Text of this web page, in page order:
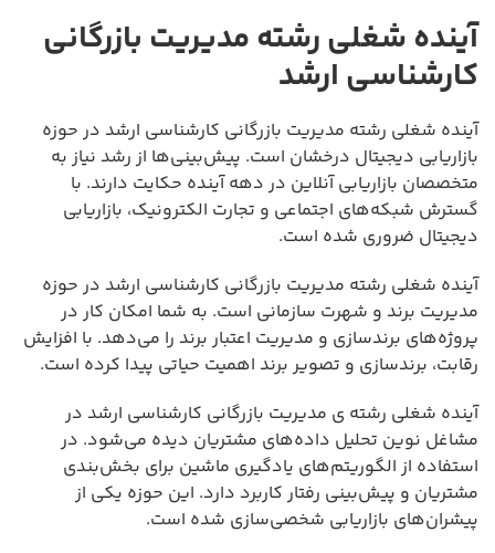
آینده شغلی رشته مدیریت بازرگانی
کارشناسی ارشد
آینده شغلی رشته مدیریت بازرگانی کارشناسی ارشد در حوزه
بازاریابی دیجیتال درخشان است. پیش‌بینی‌ها از رشد نیاز به
متخصصان بازاریابی آنلاین در دهه آینده حکایت دارند. با
گسترش شبکه‌های اجتماعی و تجارت الکترونیک، بازاریابی
دیجیتال ضروری شده است.
آینده شغلی رشته مدیریت بازرگانی کارشناسی ارشد در حوزه
مدیریت برند و شهرت سازمانی است. به شما امکان کار در
پروژه‌های برندسازی و مدیریت اعتبار برند را می‌دهد. با افزایش
رقابت، برندسازی و تصویر برند اهمیت حیاتی پیدا کرده است.
آینده شغلی رشته ی مدیریت بازرگانی کارشناسی ارشد در
مشاغل نوین تحلیل داده‌های مشتریان دیده می‌شود. در
استفاده از الگوریتم‌های یادگیری ماشین برای بخش‌بندی
مشتریان و پیش‌بینی رفتار کاربرد دارد. این حوزه یکی از
پیشران‌های بازاریابی شخصی‌سازی شده است.